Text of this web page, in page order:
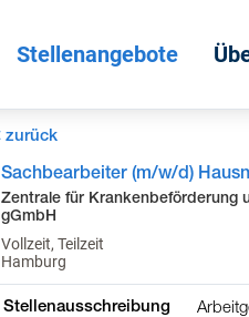
Stellenangebote
zurück
Sachbearbeiter (m/w/d)
Zentrale für Krankenbeförderung
gGmbH
Vollzeit, Teilzeit
Hamburg
Stellenausschreibung